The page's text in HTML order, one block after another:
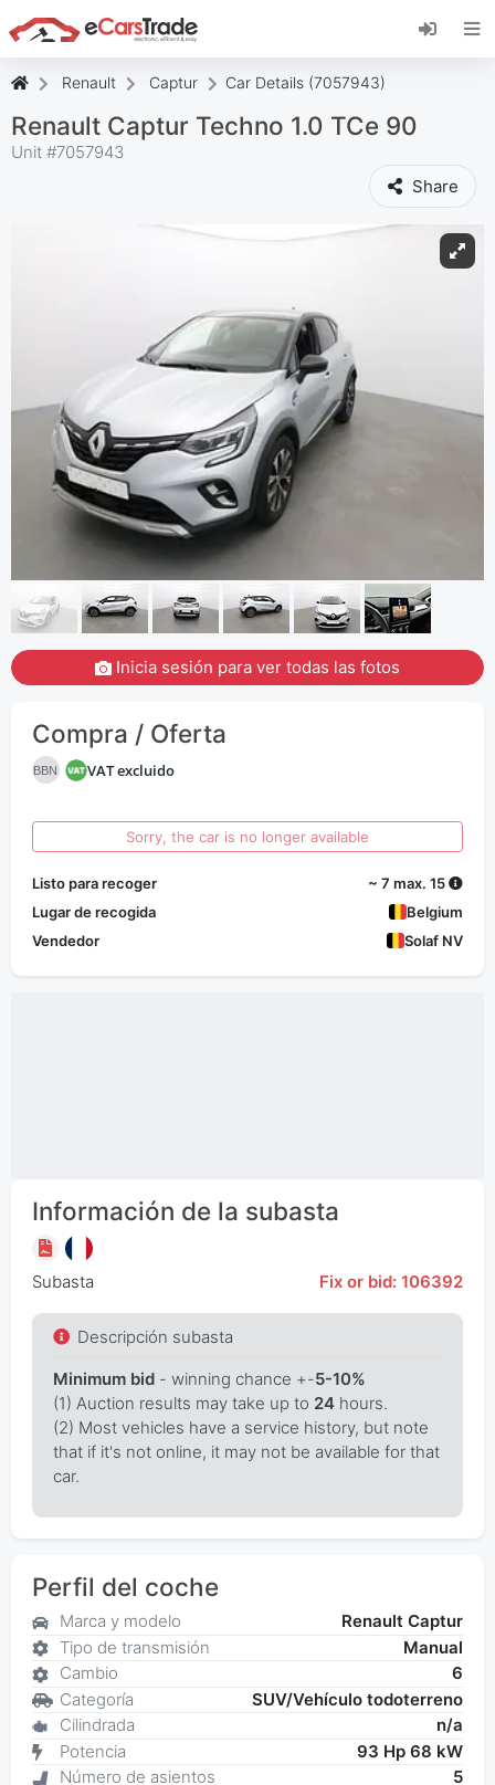
Instala la aplicación web de eCarsTrade,
añádela a tu pantalla de inicio y recibe
Renault Captur Car Details (7057943)
Renault Captur Techno 1.0 TCe 90
Unit #7057943
Share
Inicia sesión para ver todas las fotos
Compra / Oferta
BBN VAT excluido
Sorry, the car is no longer available
Listo para recoger
~ 7 max. 15
Lugar de recogida
Belgium
Vendedor
Solaf NV
Información de la subasta
Subasta Fix or bid: 106392
Descripción subasta
Minimum bid- winning chance +-5-10%
(1) Auction results may take up to 24hours.
(2) Most vehicles have a service history, but note
that if it's not online, it may not be available for that
car.
Perfil del coche
Marca y modelo
Renault Captur
Tipo de transmisión
Manual
Cambio
6
Categoría
SUV/Vehículo todoterreno
Cilindrada
n/a
Potencia
93 Hp 68 kW
Número de asientos
5